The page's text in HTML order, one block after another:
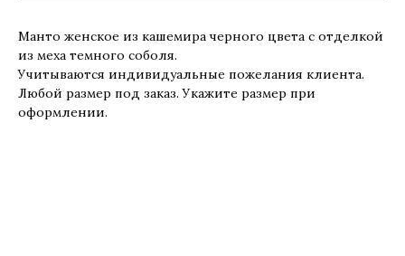
Манто женское из кашемира черного цвета с отделкой
из меха темного соболя.
Учитываются индивидуальные пожелания клиента.
Любой размер под заказ. Укажите размер при
оформлении.